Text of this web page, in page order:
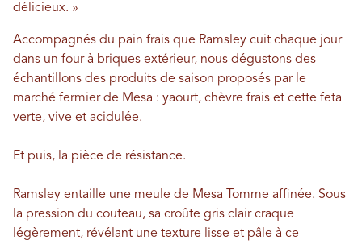
délicieux. »
Accompagnés du pain frais que Ramsley cuit chaque jour
dans un four à briques extérieur, nous dégustons des
échantillons des produits de saison proposés par le
marché fermier de Mesa : yaourt, chèvre frais et cette feta
verte, vive et acidulée.
Et puis, la pièce de résistance.
Ramsley entaille une meule de Mesa Tomme affinée. Sous
la pression du couteau, sa croûte gris clair craque
légèrement, révélant une texture lisse et pâle à ce